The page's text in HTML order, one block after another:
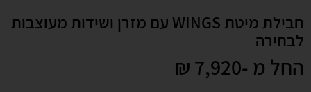
חבילת מיטת WINGS עם מזרן ושידות מעוצבות
לבחירה
החל מ - ₪ 7,920